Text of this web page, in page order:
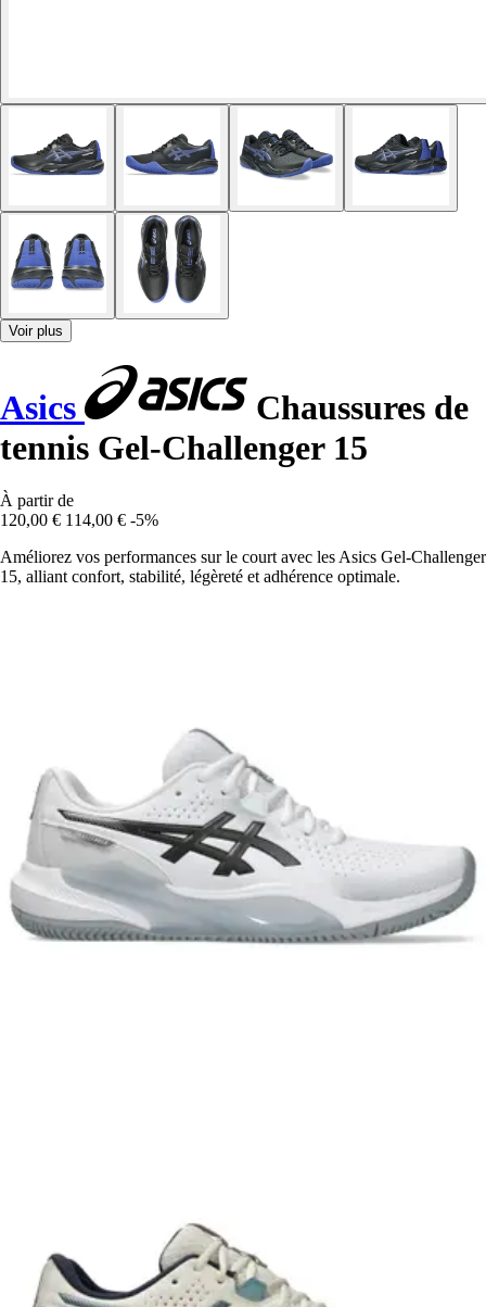
Voir plus
Asics
Chaussures de
tennis Gel-Challenger 15
À partir de
120,00 € 114,00 € -5%
Améliorez vos performances sur le court avec les Asics Gel-Challenger
15, alliant confort, stabilité, légèreté et adhérence optimale.